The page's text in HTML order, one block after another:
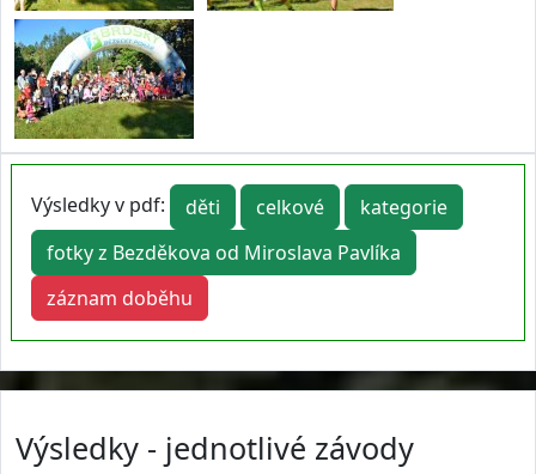
Výsledky v pdf: děti celkové
kategorie
fotky z Bezděkova od Miroslava Pavlíka
záznam doběhu
Výsledky - jednotlivé závody